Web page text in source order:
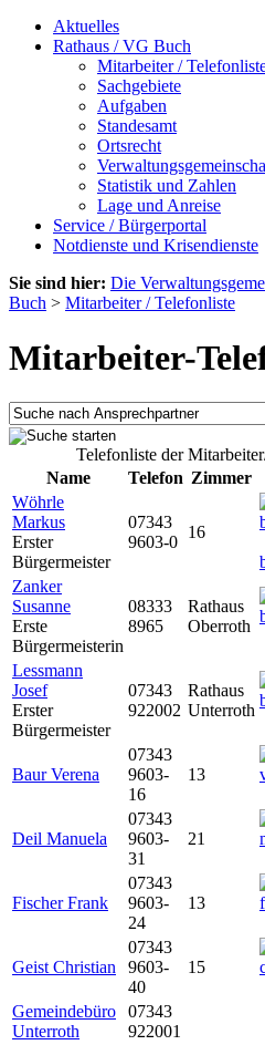
Aktuelles
Rathaus / VG Buch
Mitarbeiter /
Sachgebiete
Aufgaben
Standesamt
Ortsrecht
Statistik und Zahlen
Lage und Anreise
Service / Bürgerportal
Notdienste und Krisendienste
Sie sind hier: Die
Buch > Mitarbeiter / Telefonliste
Mitarbeiter-
Telefonliste der
Name
Telefon Zimmer
Wöhrle
Markus
Erster
Bürgermeister
07343
9603-0
16
Zanker
Susanne
Erste
Bürgermeisterin
08333
8965
Rathaus
Oberroth
Lessmann
Josef
Erster
Bürgermeister
07343
922002
Rathaus
Unterroth
Baur Verena
07343
9603-
16
13
Deil Manuela
07343
9603-
31
21
Fischer Frank
07343
9603-
24
13
Geist Christian
07343
9603-
40
15
Gemeindebüro
Unterroth
07343
922001